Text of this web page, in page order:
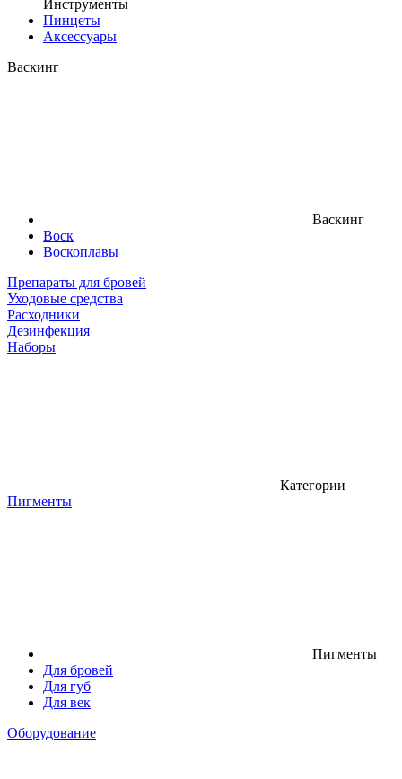
Инструменты
Пинцеты
Аксессуары
Васкинг
Васкинг
Воск
Воскоплавы
Препараты для бровей
Уходовые средства
Расходники
Дезинфекция
Наборы
Категории
Пигменты
Пигменты
Для бровей
Для губ
Для век
Оборудование